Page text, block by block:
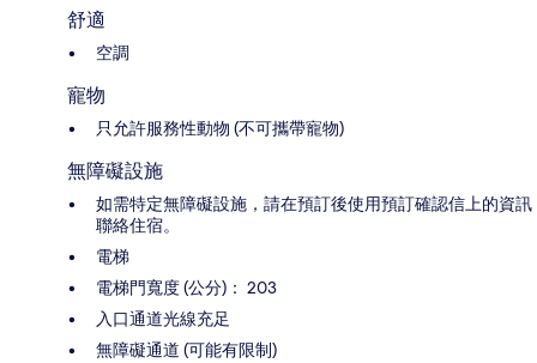
舒適
空調
寵物
只允許服務性動物 (不可攜帶寵物)
無障礙設施
如需特定無障礙設施，請在預訂後使用預訂確認信上的資訊
聯絡住宿。
電梯
電梯門寬度 (公分)： 203
入口通道光線充足
無障礙通道 (可能有限制)